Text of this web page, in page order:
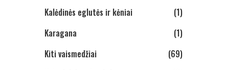
Kalėdinės eglutės ir kėniai
(1)
Karagana
(1)
Kiti vaismedžiai
(69)